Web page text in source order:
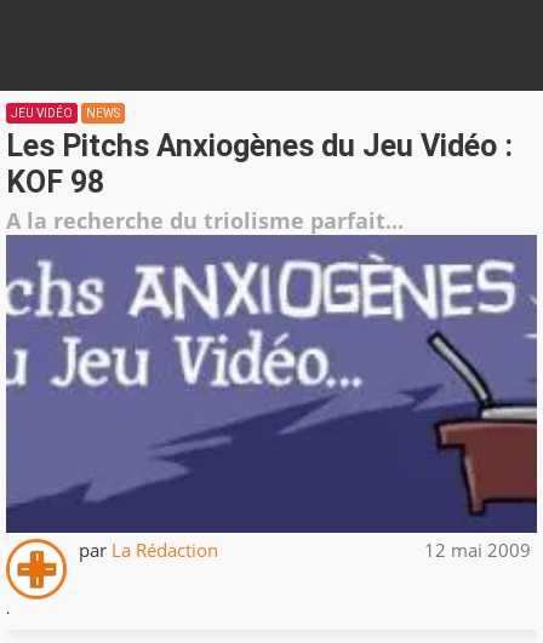
JEU VIDÉO NEWS
Les Pitchs Anxiogènes du Jeu Vidéo :
KOF 98
A la recherche du triolisme parfait...
par La Rédaction 12 mai 2009
.